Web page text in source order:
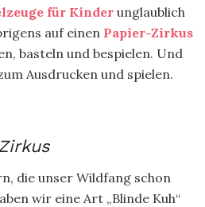
für Kinder unglaublich
auf einen Papier-Zirkus
basteln und bespielen. Und
Ausdrucken und spielen.
die unser Wildfang schon
wir eine Art „Blinde Kuh“